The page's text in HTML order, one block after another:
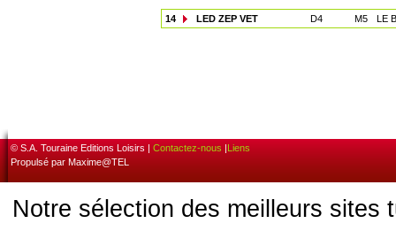
14 LED ZEP VET D4 M5 LE
© S.A. Touraine Editions Loisirs | Contactez-nous |Liens
Propulsé par Maxime@TEL
Notre sélection des meilleurs sites